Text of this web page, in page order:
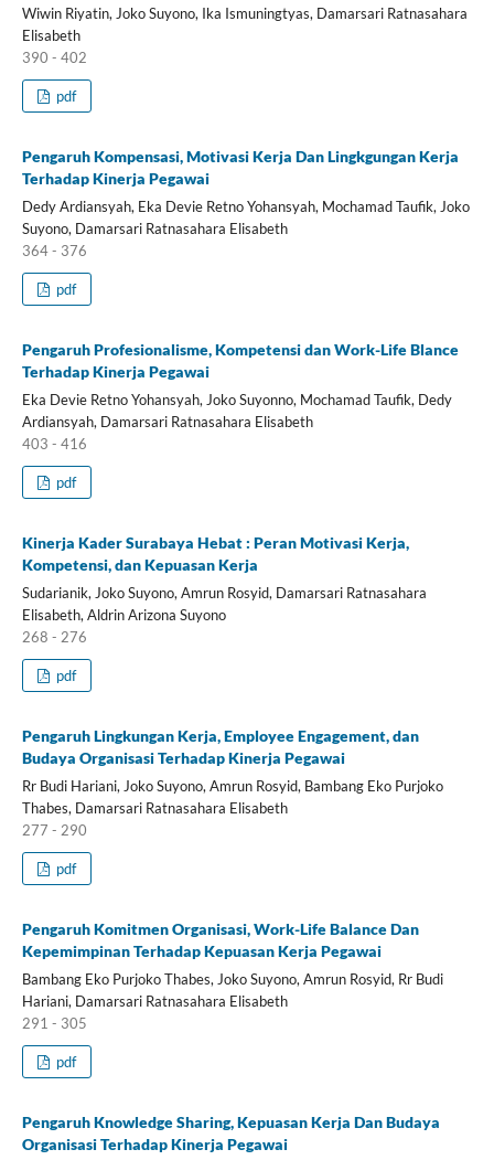
Wiwin Riyatin, Joko Suyono, Ika Ismuningtyas, Damarsari Ratnasahara
Elisabeth
390 - 402
pdf
Pengaruh Kompensasi, Motivasi Kerja Dan Lingkgungan Kerja
Terhadap Kinerja Pegawai
Dedy Ardiansyah, Eka Devie Retno Yohansyah, Mochamad Taufik, Joko
Suyono, Damarsari Ratnasahara Elisabeth
364 - 376
pdf
Pengaruh Profesionalisme, Kompetensi dan Work-Life Blance
Terhadap Kinerja Pegawai
Eka Devie Retno Yohansyah, Joko Suyonno, Mochamad Taufik, Dedy
Ardiansyah, Damarsari Ratnasahara Elisabeth
403 - 416
pdf
Kinerja Kader Surabaya Hebat : Peran Motivasi Kerja,
Kompetensi, dan Kepuasan Kerja
Sudarianik, Joko Suyono, Amrun Rosyid, Damarsari Ratnasahara
Elisabeth, Aldrin Arizona Suyono
268 - 276
pdf
Pengaruh Lingkungan Kerja, Employee Engagement, dan
Budaya Organisasi Terhadap Kinerja Pegawai
Rr Budi Hariani, Joko Suyono, Amrun Rosyid, Bambang Eko Purjoko
Thabes, Damarsari Ratnasahara Elisabeth
277 - 290
pdf
Pengaruh Komitmen Organisasi, Work-Life Balance Dan
Kepemimpinan Terhadap Kepuasan Kerja Pegawai
Bambang Eko Purjoko Thabes, Joko Suyono, Amrun Rosyid, Rr Budi
Hariani, Damarsari Ratnasahara Elisabeth
291 - 305
pdf
Pengaruh Knowledge Sharing, Kepuasan Kerja Dan Budaya
Organisasi Terhadap Kinerja Pegawai